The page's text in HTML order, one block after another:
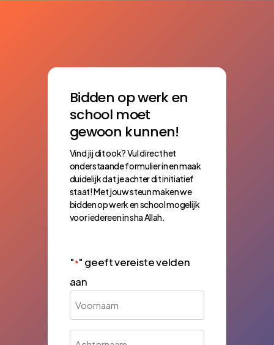
Bidden op werk en
school moet
gewoon kunnen!
Vind jij dit ook? Vul direct het
onderstaande formulier in en maak
duidelijk dat je achter dit initiatief
staat! Met jouw steun maken we
bidden op werk en school mogelijk
voor iedereen in sha Allah.
"*" geeft vereiste velden
aan